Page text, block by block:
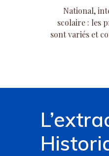
National,
scolaire : les
sont variés et